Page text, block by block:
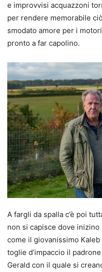
e improvvisi acquazzoni
per rendere memorabile
smodato amore per i
pronto a far capolino.
A fargli da spalla c’è poi
non si capisce dove
come il giovanissimo Kaleb
toglie d’impaccio il
Gerald con il quale si